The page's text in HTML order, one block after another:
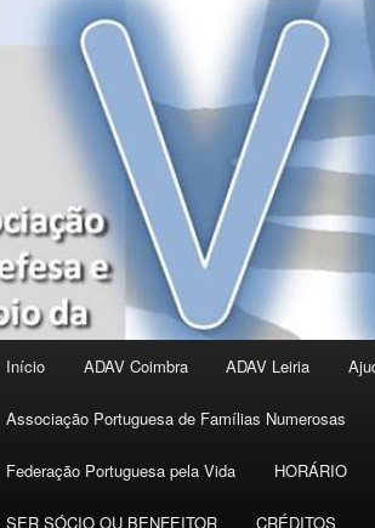
Início ADAV Coimbra ADAV Leiria
Associação Portuguesa de Famílias Numerosas
Federação Portuguesa pela Vida HORÁRIO
SER SÓCIO OU BENFEITOR CRÉDITOS